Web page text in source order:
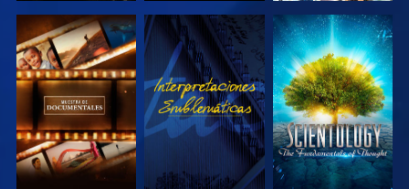
EXPLORA LAS
SERIES
VE
EXPLORA LAS
SERIES